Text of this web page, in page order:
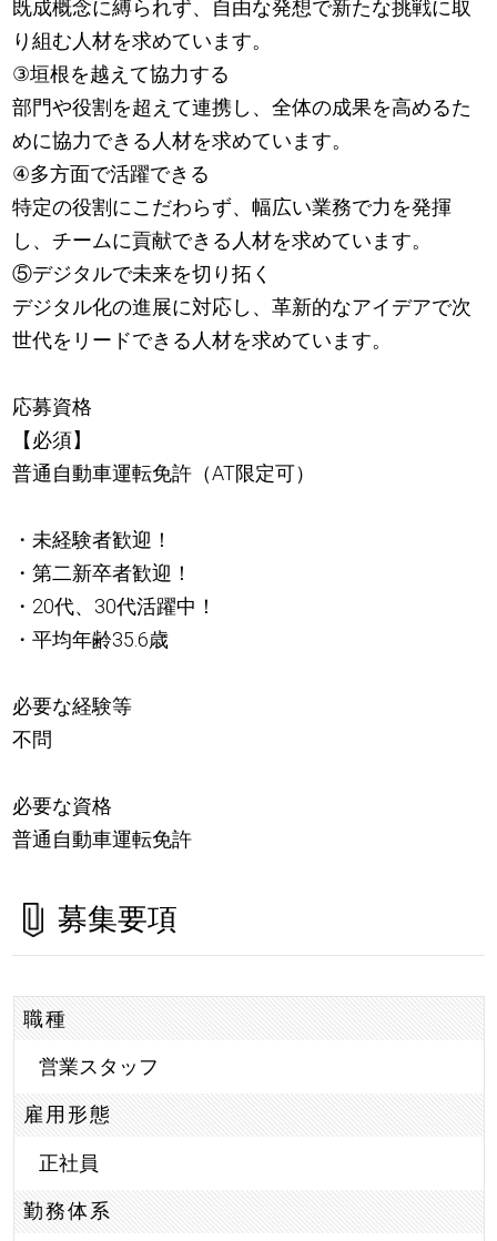
既成概念に縛られず、自由な発想で新たな挑戦に取
り組む人材を求めています。
③垣根を越えて協力する
部門や役割を超えて連携し、全体の成果を高めるた
めに協力できる人材を求めています。
④多方面で活躍できる
特定の役割にこだわらず、幅広い業務で力を発揮
し、チームに貢献できる人材を求めています。
⑤デジタルで未来を切り拓く
デジタル化の進展に対応し、革新的なアイデアで次
世代をリードできる人材を求めています。
応募資格
【必須】
普通自動車運転免許（AT限定可）
・未経験者歓迎！
・第二新卒者歓迎！
・20代、30代活躍中！
・平均年齢35.6歳
必要な経験等
不問
必要な資格
普通自動車運転免許
募集要項
職種
営業スタッフ
雇用形態
正社員
勤務体系